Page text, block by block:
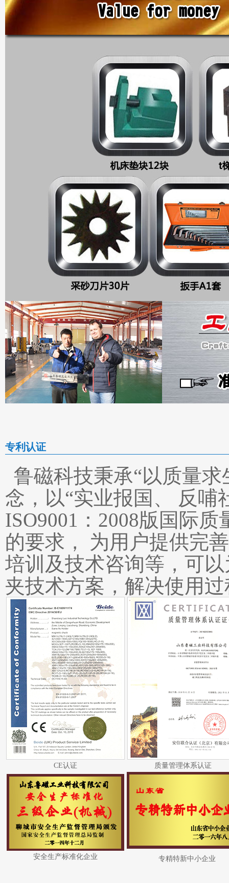
专利认证
鲁磁科技秉承“以质量
念，以“实业报国、 反哺
ISO9001：2008版国际
的要求， 为用户提供完
培训及技术咨询等，可
夹技术方案，解决使用
CE认证 质量管理体系认证
安全生产标准化企业 专精特新中小企业